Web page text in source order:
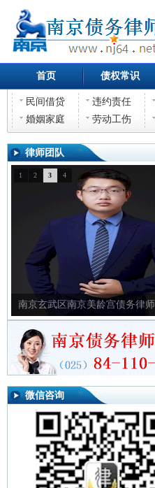
首页 债权常识
民间借贷 违约责任
婚姻家庭
劳动工伤
律师团队
南京玄武区南京美龄宫债务律师
1 2 3 4
微信咨询